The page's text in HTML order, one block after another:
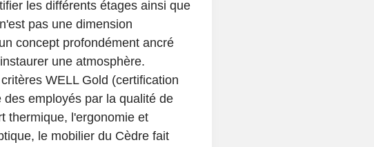
les différents étages ainsi que
pas une dimension
concept profondément ancré
une atmosphère.
WELL Gold (certification
employés par la qualité de
thermique, l'ergonomie et
le mobilier du Cèdre fait